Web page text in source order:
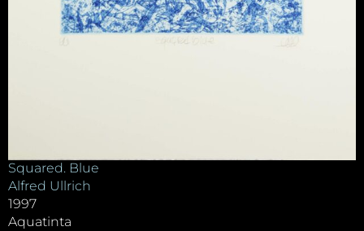
Squared. Blue
Alfred Ullrich
1997
Aquatinta